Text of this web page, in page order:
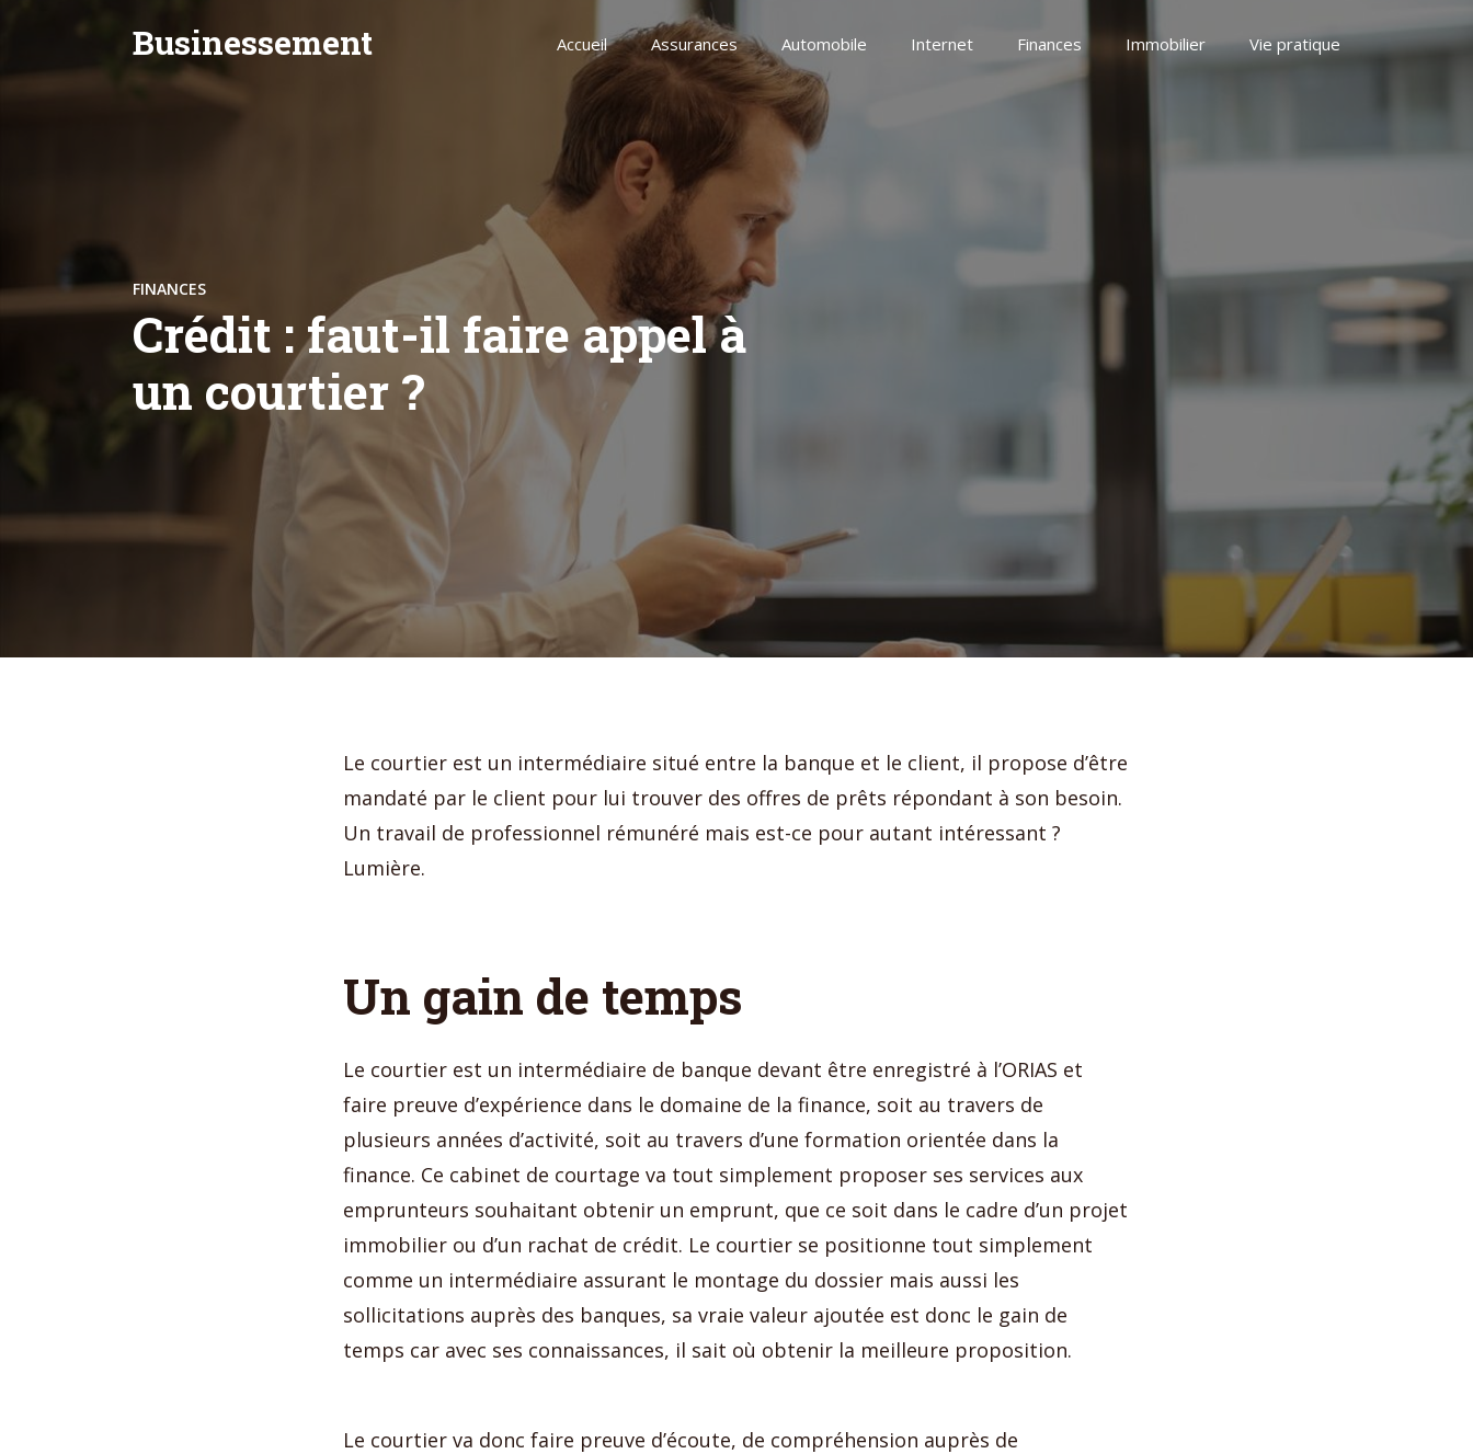
Businessement Accueil Assurances Automobile Internet Finances Immobilier Vie pratique
FINANCES
Crédit : faut-il faire appel à
un courtier ?
Le courtier est un intermédiaire situé entre la banque et le client, il propose d’être
mandaté par le client pour lui trouver des offres de prêts répondant à son besoin.
Un travail de professionnel rémunéré mais est-ce pour autant intéressant ?
Lumière.
Un gain de temps
Le courtier est un intermédiaire de banque devant être enregistré à l’ORIAS et
faire preuve d’expérience dans le domaine de la finance, soit au travers de
plusieurs années d’activité, soit au travers d’une formation orientée dans la
finance. Ce cabinet de courtage va tout simplement proposer ses services aux
emprunteurs souhaitant obtenir un emprunt, que ce soit dans le cadre d’un projet
immobilier ou d’un rachat de crédit. Le courtier se positionne tout simplement
comme un intermédiaire assurant le montage du dossier mais aussi les
sollicitations auprès des banques, sa vraie valeur ajoutée est donc le gain de
temps car avec ses connaissances, il sait où obtenir la meilleure proposition.
Le courtier va donc faire preuve d’écoute, de compréhension auprès de